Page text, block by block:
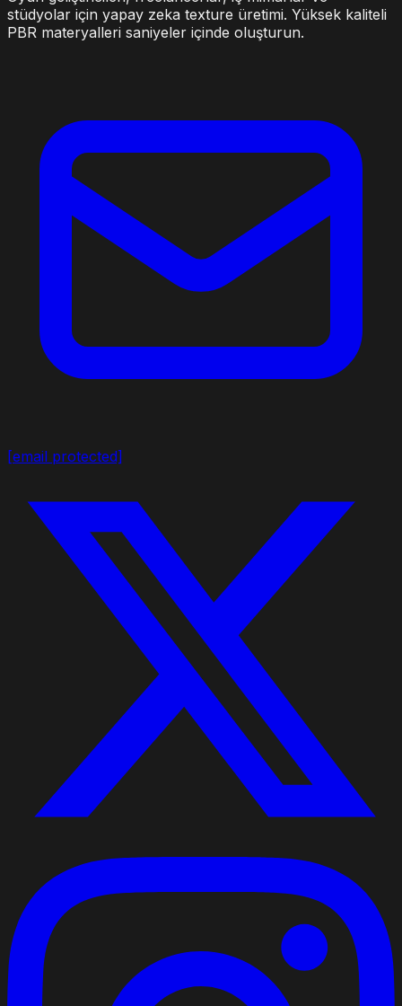
stüdyolar için yapay zeka texture üretimi. Yüksek kaliteli
PBR materyalleri saniyeler içinde oluşturun.
[email protected]